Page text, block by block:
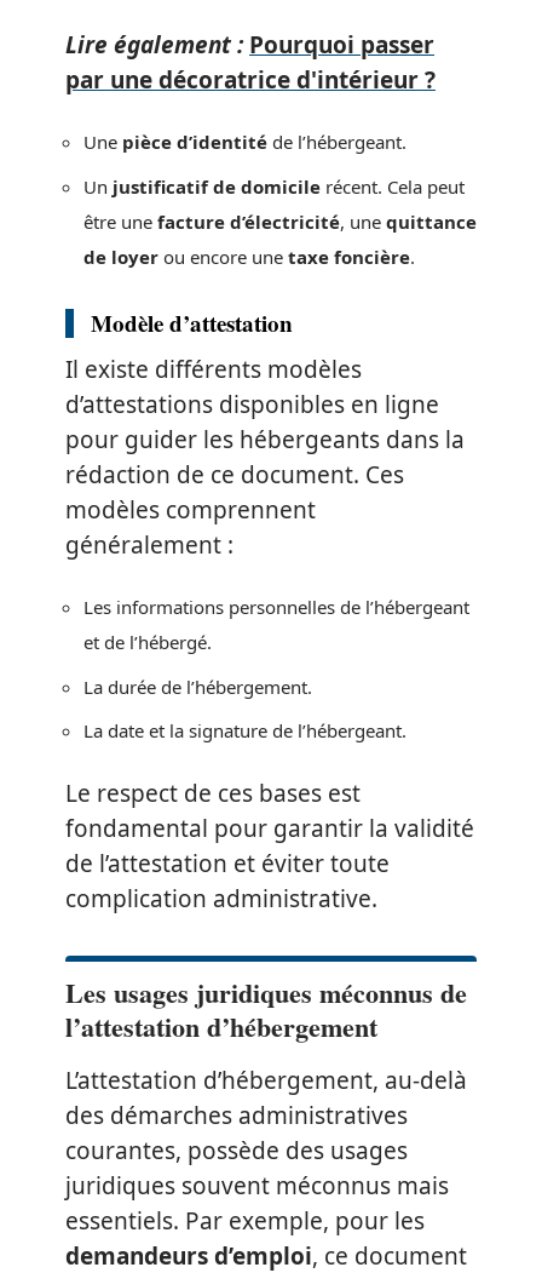
Lire également : Pourquoi passer
par une décoratrice d'intérieur ?
Une pièce d’identité de l’hébergeant.
Un justificatif de domicile récent. Cela peut
être une facture d’électricité, une quittance
de loyer ou encore une taxe foncière.
Modèle d’attestation
Il existe différents modèles
d’attestations disponibles en ligne
pour guider les hébergeants dans la
rédaction de ce document. Ces
modèles comprennent
généralement :
Les informations personnelles de l’hébergeant
et de l’hébergé.
La durée de l’hébergement.
La date et la signature de l’hébergeant.
Le respect de ces bases est
fondamental pour garantir la validité
de l’attestation et éviter toute
complication administrative.
Les usages juridiques méconnus de
l’attestation d’hébergement
L’attestation d’hébergement, au-delà
des démarches administratives
courantes, possède des usages
juridiques souvent méconnus mais
essentiels. Par exemple, pour les
demandeurs d’emploi, ce document